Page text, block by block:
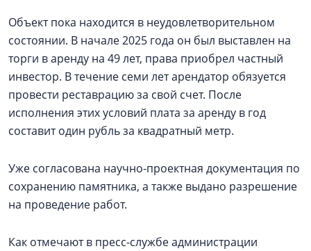
Объект пока находится в неудовлетворительном
состоянии. В начале 2025 года он был выставлен на
торги в аренду на 49 лет, права приобрел частный
инвестор. В течение семи лет арендатор обязуется
провести реставрацию за свой счет. После
исполнения этих условий плата за аренду в год
составит один рубль за квадратный метр.
Уже согласована научно-проектная документация по
сохранению памятника, а также выдано разрешение
на проведение работ.
Как отмечают в пресс-службе администрации